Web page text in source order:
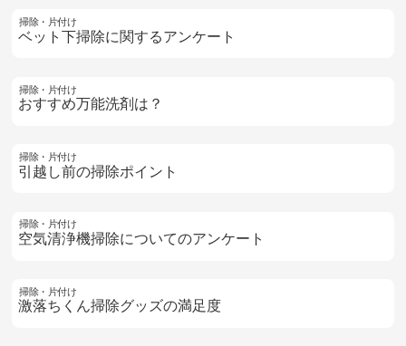
掃除・片付け
ベット下掃除に関するアンケート
掃除・片付け
おすすめ万能洗剤は？
掃除・片付け
引越し前の掃除ポイント
掃除・片付け
空気清浄機掃除についてのアンケート
掃除・片付け
激落ちくん掃除グッズの満足度